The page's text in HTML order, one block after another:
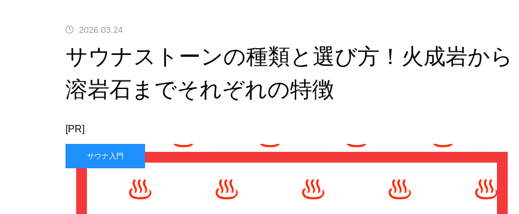
2026.03.24
サウナストーンの種類と選び方！火成岩から
溶岩石までそれぞれの特徴
[PR]
サウナ入門